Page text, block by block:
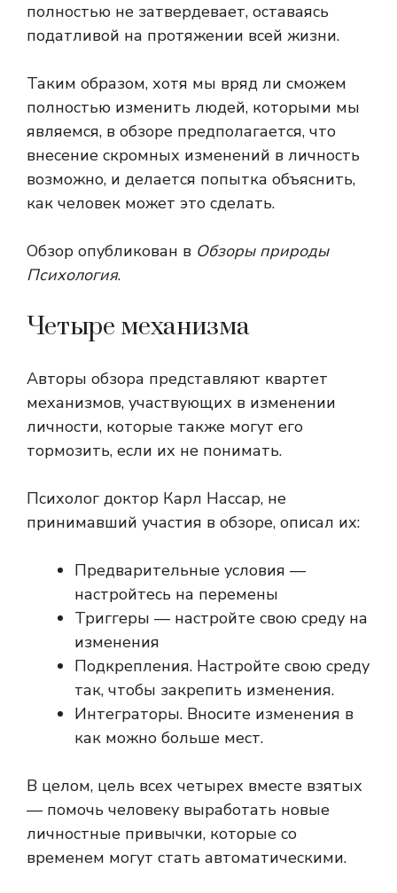
полностью не затвердевает, оставаясь
податливой на протяжении всей жизни.
Таким образом, хотя мы вряд ли сможем
полностью изменить людей, которыми мы
являемся, в обзоре предполагается, что
внесение скромных изменений в личность
возможно, и делается попытка объяснить,
как человек может это сделать.
Обзор опубликован в Обзоры природы
Психология.
Четыре механизма
Авторы обзора представляют квартет
механизмов, участвующих в изменении
личности, которые также могут его
тормозить, если их не понимать.
Психолог доктор Карл Нассар, не
принимавший участия в обзоре, описал их:
Предварительные условия —
настройтесь на перемены
Триггеры — настройте свою среду на
изменения
Подкрепления. Настройте свою среду
так, чтобы закрепить изменения.
Интеграторы. Вносите изменения в
как можно больше мест.
В целом, цель всех четырех вместе взятых
— помочь человеку выработать новые
личностные привычки, которые со
временем могут стать автоматическими.